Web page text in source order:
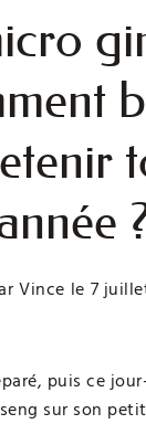
Vince le 7
puis ce
sur son